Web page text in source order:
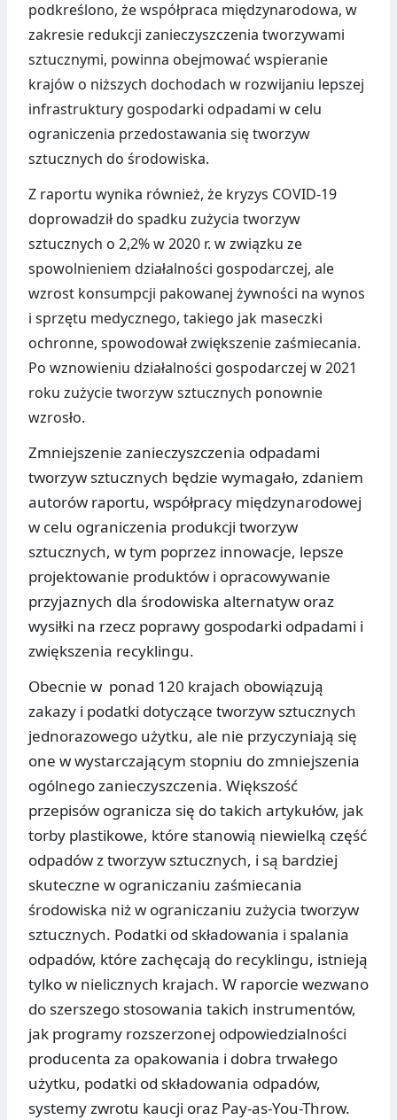
podkreślono, że współpraca międzynarodowa, w
zakresie redukcji zanieczyszczenia tworzywami
sztucznymi, powinna obejmować wspieranie
krajów o niższych dochodach w rozwijaniu lepszej
infrastruktury gospodarki odpadami w celu
ograniczenia przedostawania się tworzyw
sztucznych do środowiska.
Z raportu wynika również, że kryzys COVID-19
doprowadził do spadku zużycia tworzyw
sztucznych o 2,2% w 2020 r. w związku ze
spowolnieniem działalności gospodarczej, ale
wzrost konsumpcji pakowanej żywności na wynos
i sprzętu medycznego, takiego jak maseczki
ochronne, spowodował zwiększenie zaśmiecania.
Po wznowieniu działalności gospodarczej w 2021
roku zużycie tworzyw sztucznych ponownie
wzrosło.
Zmniejszenie zanieczyszczenia odpadami
tworzyw sztucznych będzie wymagało, zdaniem
autorów raportu, współpracy międzynarodowej
w celu ograniczenia produkcji tworzyw
sztucznych, w tym poprzez innowacje, lepsze
projektowanie produktów i opracowywanie
przyjaznych dla środowiska alternatyw oraz
wysiłki na rzecz poprawy gospodarki odpadami i
zwiększenia recyklingu.
Obecnie w ponad 120 krajach obowiązują
zakazy i podatki dotyczące tworzyw sztucznych
jednorazowego użytku, ale nie przyczyniają się
one w wystarczającym stopniu do zmniejszenia
ogólnego zanieczyszczenia. Większość
przepisów ogranicza się do takich artykułów, jak
torby plastikowe, które stanowią niewielką część
odpadów z tworzyw sztucznych, i są bardziej
skuteczne w ograniczaniu zaśmiecania
środowiska niż w ograniczaniu zużycia tworzyw
sztucznych. Podatki od składowania i spalania
odpadów, które zachęcają do recyklingu, istnieją
tylko w nielicznych krajach. W raporcie wezwano
do szerszego stosowania takich instrumentów,
jak programy rozszerzonej odpowiedzialności
producenta za opakowania i dobra trwałego
użytku, podatki od składowania odpadów,
systemy zwrotu kaucji oraz Pay-as-You-Throw.